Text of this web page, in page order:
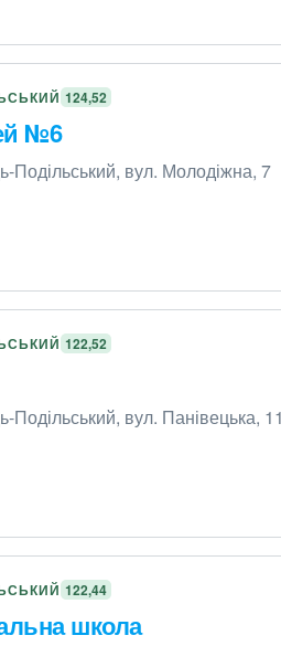
124,52
№6
Подільський, вул. Молодіжна, 7
122,52
Подільський, вул. Панівецька, 11
122,44
школа